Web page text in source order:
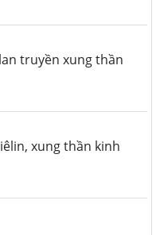
truyền xung thần
xung thần kinh